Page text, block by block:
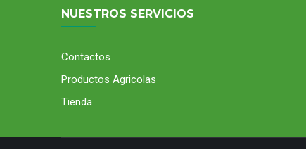
NUESTROS SERVICIOS
Contactos
Productos Agricolas
Tienda